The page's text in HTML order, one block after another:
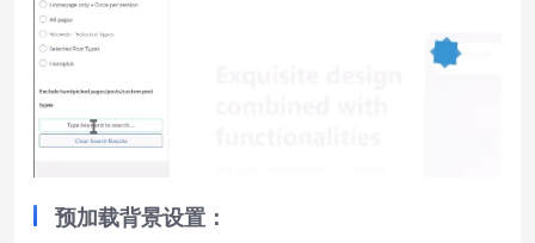
预加载背景设置：